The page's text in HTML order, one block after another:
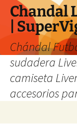
Chandal
|
Chándal
sudadera
camiseta
accesorios